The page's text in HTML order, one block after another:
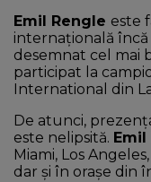
Emil Rengle este
internațională încă
desemnat cel mai
participat la
International din
De atunci,
este nelipsită.
Miami, Los
dar și în orașe din